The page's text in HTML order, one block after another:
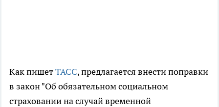
Как пишетТАСС, предлагается внести поправки
в закон "Об обязательном социальном
страховании на случай временной